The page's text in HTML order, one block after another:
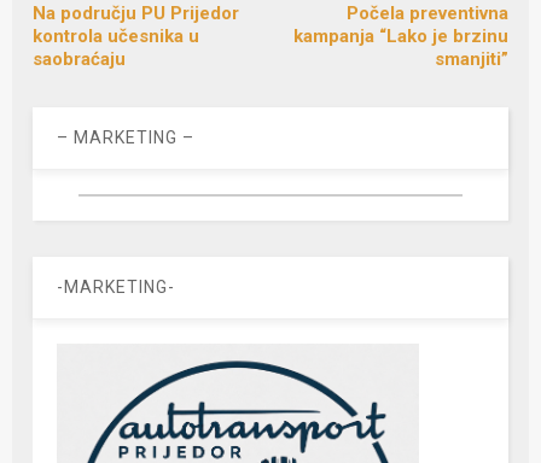
Na području PU Prijedor
kontrola učesnika u
saobraćaju
Počela preventivna
kampanja “Lako je brzinu
smanjiti”
– MARKETING –
-MARKETING-